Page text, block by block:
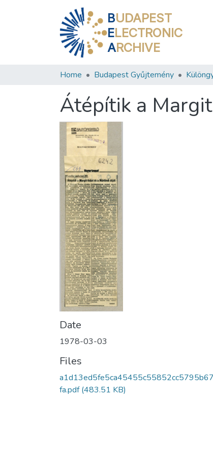
BUDAPEST
ELECTRONIC
ARCHIVE
Home Budapest Gyűjtemény
Átépítik a
Date
1978-03-03
Files
fa.pdf(483.51 KB)